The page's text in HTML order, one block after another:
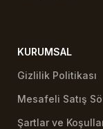
KURUMSAL
Gizlilik Politikası
Mesafeli Satış
Şartlar ve